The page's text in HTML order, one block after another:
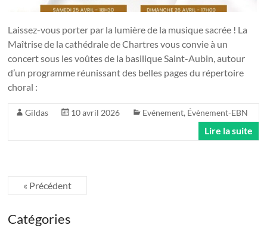
Laissez-vous porter par la lumière de la musique sacrée ! La
Maîtrise de la cathédrale de Chartres vous convie à un
concert sous les voûtes de la basilique Saint-Aubin, autour
d’un programme réunissant des belles pages du répertoire
choral :
Gildas 10 avril 2026 Evénement, Évènement-EBN
Lire la suite
« Précédent
Catégories